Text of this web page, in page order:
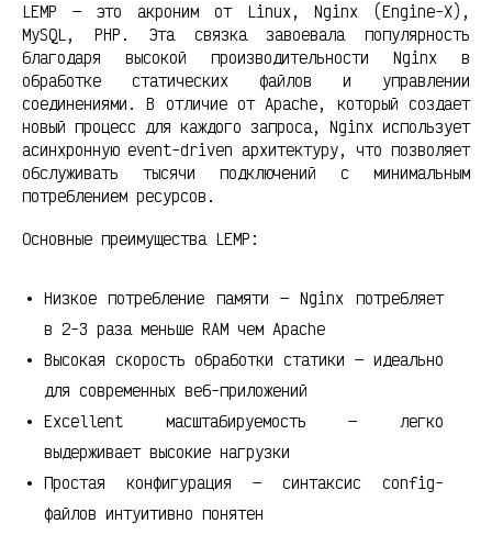
LEMP — это акроним от Linux, Nginx (Engine-X),
MySQL, PHP. Эта связка завоевала популярность
благодаря высокой производительности Nginx в
обработке статических файлов и управлении
соединениями. В отличие от Apache, который создает
новый процесс для каждого запроса, Nginx использует
асинхронную event-driven архитектуру, что позволяет
обслуживать тысячи подключений с минимальным
потреблением ресурсов.
Основные преимущества LEMP:
Низкое потребление памяти — Nginx потребляет
в 2-3 раза меньше RAM чем Apache
Высокая скорость обработки статики — идеально
для современных веб-приложений
Excellent масштабируемость — легко
выдерживает высокие нагрузки
Простая конфигурация — синтаксис config-
файлов интуитивно понятен